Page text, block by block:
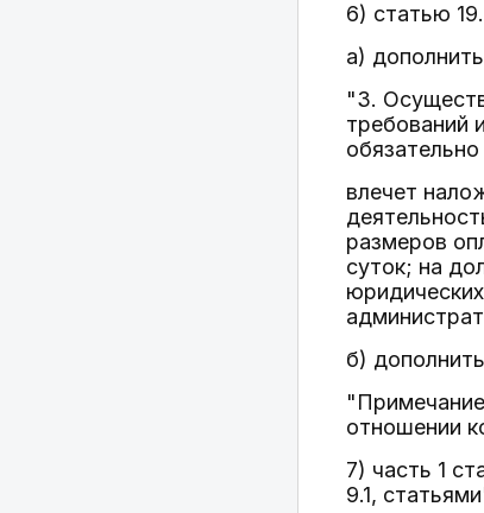
6) статью
а)
"3.
требований
влечет
размеров
суток; на
б)
отношении
7) часть 1
9.1,